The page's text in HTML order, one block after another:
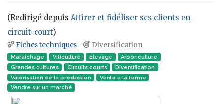
(Redirigé depuis Attirer et fidéliser ses clients en
circuit-court)
Aller à :navigation,rechercher
Fiches techniques - Diversification
Maraîchage Viticulture Élevage
Arboriculture
Grandes cultures
Circuits courts
Diversification
Valorisation de la production
Vente à la ferme
Vendre sur un marché